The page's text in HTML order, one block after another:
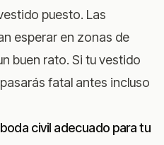
puesto. Las
esperar en zonas de
buen rato. Si tu vestido
fatal antes incluso
civil adecuado para tu